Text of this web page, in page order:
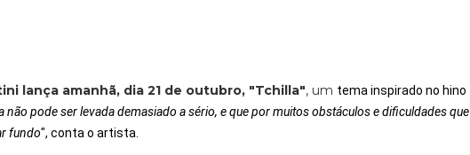
lança amanhã, dia 21 de outubro, "Tchilla", um tema inspirado no hino
não pode ser levada demasiado a sério, e que por muitos obstáculos e dificuldades que
fundo", conta o artista.